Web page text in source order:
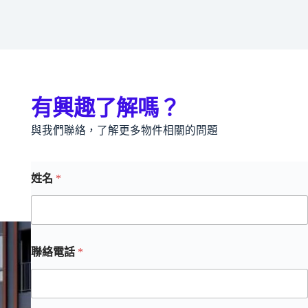
有興趣了解嗎？
與我們聯絡，了解更多物件相關的問題
姓名 *
聯絡電話 *